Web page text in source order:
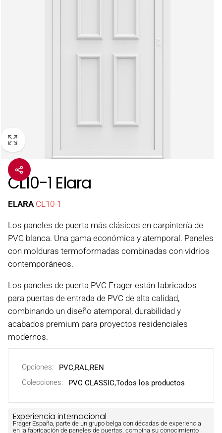
CL10-1 Elara
ELARA CL10-1
Los paneles de puerta más clásicos en carpintería de
PVC blanca. Una gama económica y atemporal. Paneles
con molduras termoformadas combinadas con vidrios
contemporáneos.
Los paneles de puerta PVC Frager están fabricados
para puertas de entrada de PVC de alta calidad,
combinando un diseño atemporal, durabilidad y
acabados premium para proyectos residenciales
modernos.
Opciones: PVC,RAL,REN
Colecciones:
PVC CLASSIC,Todos los productos
Experiencia internacional
Frager España, parte de un grupo belga con décadas de experiencia
en la fabricación de paneles de puertas, combina su conocimiento